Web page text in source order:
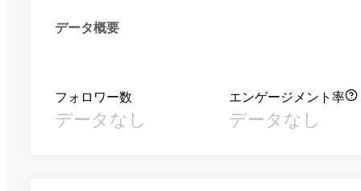
データ概要
フォロワー数
データなし
エンゲージメント率
データなし